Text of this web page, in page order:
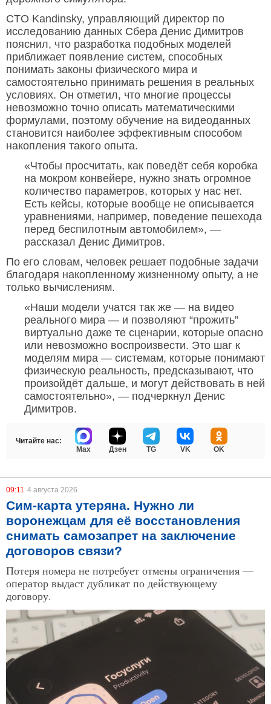
CTO Kandinsky, управляющий директор по
исследованию данных Сбера Денис Димитров
пояснил, что разработка подобных моделей
приближает появление систем, способных
понимать законы физического мира и
самостоятельно принимать решения в реальных
условиях. Он отметил, что многие процессы
невозможно точно описать математическими
формулами, поэтому обучение на видеоданных
становится наиболее эффективным способом
накопления такого опыта.
«Чтобы просчитать, как поведёт себя коробка
на мокром конвейере, нужно знать огромное
количество параметров, которых у нас нет.
Есть кейсы, которые вообще не описывается
уравнениями, например, поведение пешехода
перед беспилотным автомобилем», —
рассказал Денис Димитров.
По его словам, человек решает подобные задачи
благодаря накопленному жизненному опыту, а не
только вычислениям.
«Наши модели учатся так же — на видео
реального мира — и позволяют “прожить”
виртуально даже те сценарии, которые опасно
или невозможно воспроизвести. Это шаг к
моделям мира — системам, которые понимают
физическую реальность, предсказывают, что
произойдёт дальше, и могут действовать в ней
самостоятельно», — подчеркнул Денис
Димитров.
Читайте нас:
Max
Дзен TG VK OK
09:11 4 августа 2026
Сим-карта утеряна. Нужно ли
воронежцам для её восстановления
снимать самозапрет на заключение
договоров связи?
Потеря номера не потребует отмены ограничения —
оператор выдаст дубликат по действующему
договору.